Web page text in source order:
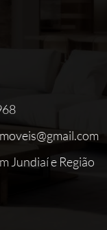
Jundiaí e Região